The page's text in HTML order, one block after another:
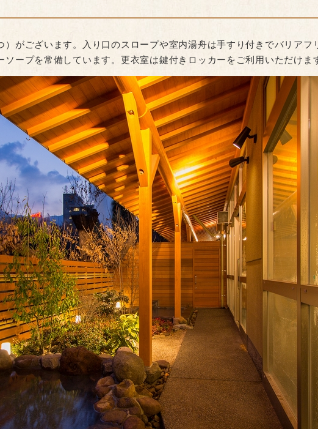
がございます。入り口のスロープや室内湯舟は手すり付きでバリアフ
ープを常備しています。更衣室は鍵付きロッカーをご利用いただけま